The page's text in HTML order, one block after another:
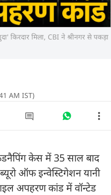
किरदार मिला, CBI ने श्रीनगर से पकड़ा
AM IST)
केस में 35 साल बाद
ऑफ इन्वेस्टिगेशन यानी
अपहरण कांड में वॉन्टेड